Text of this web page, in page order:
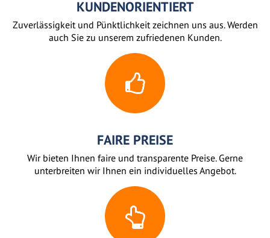
KUNDENORIENTIERT
Zuverlässigkeit und Pünktlichkeit zeichnen uns aus. Werden
auch Sie zu unserem zufriedenen Kunden.
FAIRE PREISE
Wir bieten Ihnen faire und transparente Preise. Gerne
unterbreiten wir Ihnen ein individuelles Angebot.